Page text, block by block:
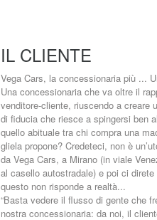
IL CLIENTE
Vega Cars, la concessionaria più ...
Una concessionaria che va oltre il
venditore-cliente, riuscendo a creare
di fiducia che riesce a spingersi ben
quello abituale tra chi compra una
gliela propone? Credeteci, non è
da Vega Cars, a Mirano (in viale
al casello autostradale) e poi ci
questo non risponde a realtà...
“Basta vedere il flusso di gente che
nostra concessionaria: da noi, il